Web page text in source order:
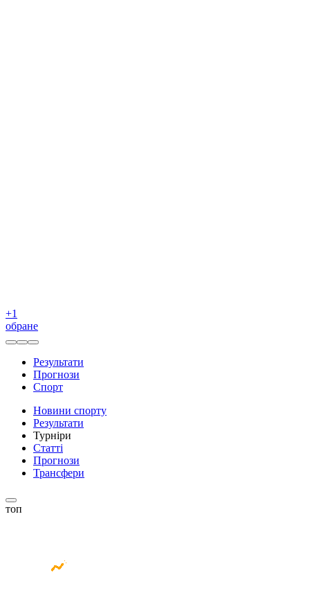
+1
обране
Результати
Прогнози
Спорт
Новини спорту
Результати
Турніри
Статті
Прогнози
Трансфери
топ